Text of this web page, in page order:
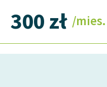
300 zł /mies.